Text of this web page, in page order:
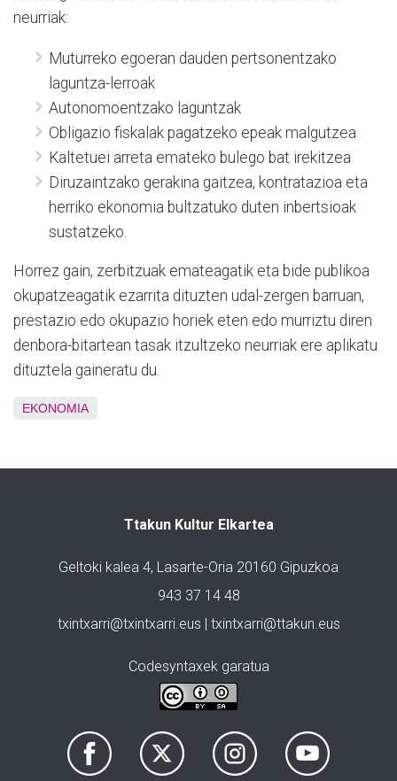
neurriak:
Muturreko egoeran dauden pertsonentzako
laguntza-lerroak
Autonomoentzako laguntzak
Obligazio fiskalak pagatzeko epeak malgutzea
Kaltetuei arreta emateko bulego bat irekitzea
Diruzaintzako gerakina gaitzea, kontratazioa eta
herriko ekonomia bultzatuko duten inbertsioak
sustatzeko.
Horrez gain, zerbitzuak emateagatik eta bide publikoa
okupatzeagatik ezarrita dituzten udal-zergen barruan,
prestazio edo okupazio horiek eten edo murriztu diren
denbora-bitartean tasak itzultzeko neurriak ere aplikatu
dituztela gaineratu du.
EKONOMIA
Ttakun Kultur Elkartea
Geltoki kalea 4, Lasarte-Oria 20160 Gipuzkoa
943 37 14 48
txintxarri@txintxarri.eus | txintxarri@ttakun.eus
Codesyntaxek garatua